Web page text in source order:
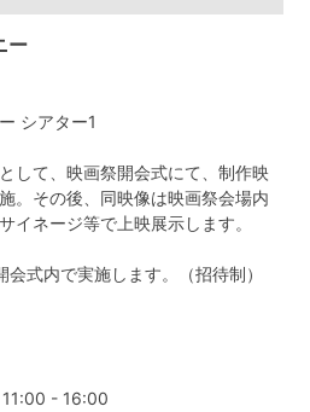
ー
シアター1
して、映画祭開会式にて、制作映
。その後、同映像は映画祭会場内
イネージ等で上映展示します。
式内で実施します。（招待制）
- 16:00